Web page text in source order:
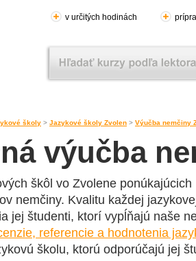
v určitých hodinách
školy > Jazykové školy Zvolen > Výučba nemčiny
výučba
škôl vo Zvolene
nemčiny. Kvalitu každej
jej študenti, ktorí vypĺňajú naše
referencie a hodnotenia
školu, ktorú odporúčajú jej